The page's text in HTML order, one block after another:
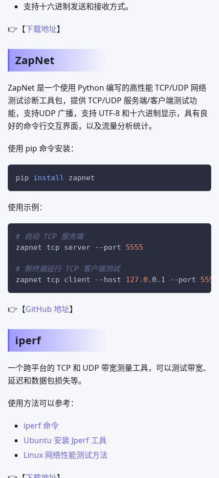
支持十六进制发送和接收方式。
👉【下载地址】
ZapNet
ZapNet 是一个使用 Python 编写的高性能 TCP/UDP 网络
测试诊断工具包，提供 TCP/UDP 服务端/客户端测试功
能，支持UDP 广播，支持 UTF-8 和十六进制显示，具有良
好的命令行交互界面，以及流量分析统计。
使用 pip 命令安装：
pip install zapnet
使用示例：
# 启动 TCP 服务端
zapnet tcp server
--port 5555
# 新终端运行 TCP 客户端测试
zapnet tcp client
--host 127.0 .0.1 --port 5555
👉【GitHub 地址】
iperf
一个跨平台的 TCP 和 UDP 带宽测量工具，可以测试带宽、
延迟和数据包损失等。
使用方法可以参考：
iperf 命令
Ubuntu 安装 Jperf 工具
Linux 网络性能测试方法